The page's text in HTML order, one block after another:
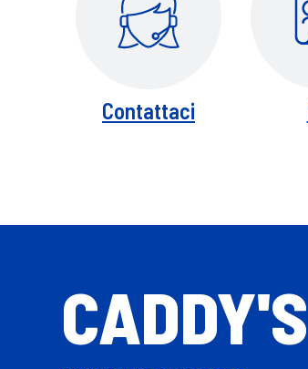
Contattaci
CADDY'S